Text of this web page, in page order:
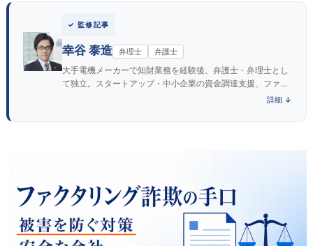
✓ 監修記事
幸谷 泰造 弁理士 弁護士
大手電機メーカーで知財業務を経験後、弁護士・弁理士とし
て独立。スタートアップ・中小企業の資金調達支援、ファク
タリング契約審査や法的リスクの助言に注力する実務派。詳細 ↓